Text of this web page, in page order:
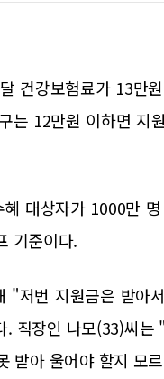
건강보험료가 13만
는 12만원 이하면 지
대상자가 1000만
기준이다.
"저번 지원금은 받아
. 직장인 나모(33)씨는
받아 울어야 할지 모